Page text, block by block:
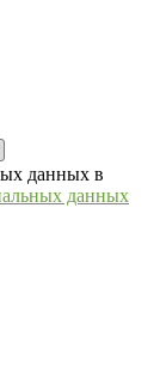
данных в
данных